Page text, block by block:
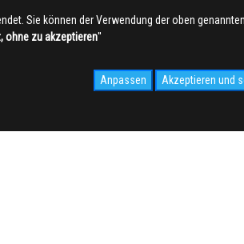
Sie können der Verwendung der oben
ohne zu akzeptieren''
Anpassen Akzeptieren und